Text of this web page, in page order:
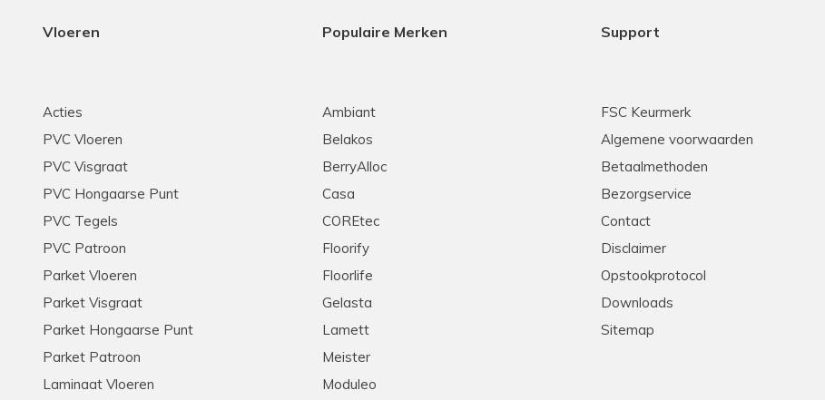
Vloeren
Acties
PVC Vloeren
PVC Visgraat
PVC Hongaarse Punt
PVC Tegels
PVC Patroon
Parket Vloeren
Parket Visgraat
Parket Hongaarse Punt
Parket Patroon
Laminaat Vloeren
Populaire Merken
Ambiant
Belakos
BerryAlloc
Casa
COREtec
Floorify
Floorlife
Gelasta
Lamett
Meister
Moduleo
Support
FSC Keurmerk
Algemene voorwaarden
Betaalmethoden
Bezorgservice
Contact
Disclaimer
Opstookprotocol
Downloads
Sitemap